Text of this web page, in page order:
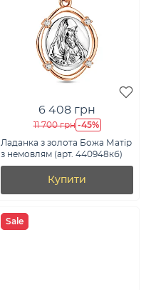
6 408 грн
11 700 грн -45%
Ладанка з золота Божа Матір
з немовлям (арт. 440948кб)
Купити
Sale